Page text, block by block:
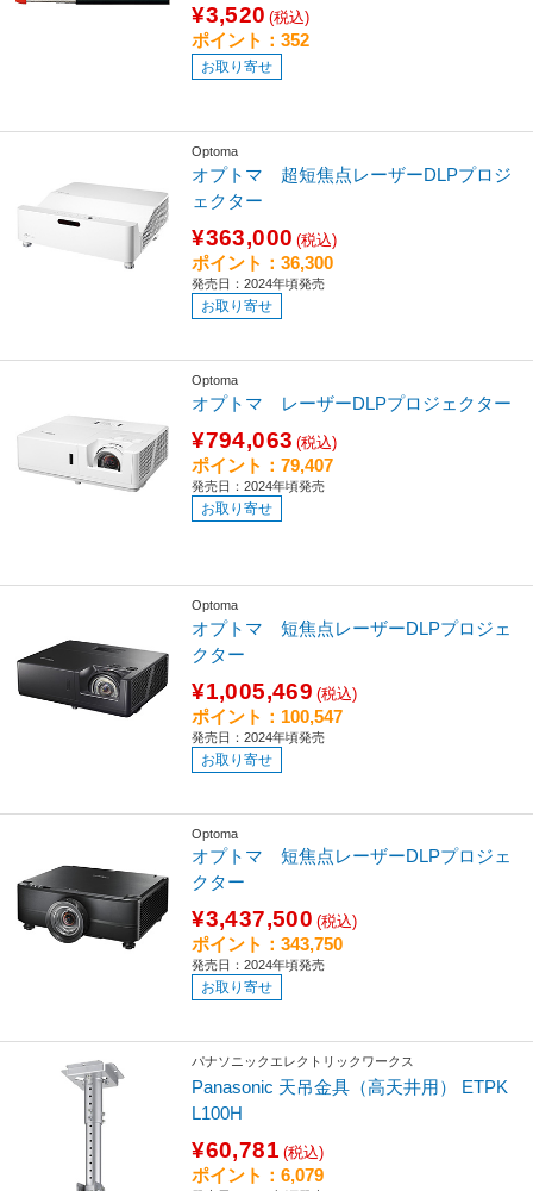
¥3,520 (税込)
ポイント：352
お取り寄せ
Optoma
オプトマ 超短焦点レーザーDLPプロジ
ェクター
¥363,000 (税込)
ポイント：36,300
発売日：2024年頃発売
お取り寄せ
Optoma
オプトマ レーザーDLPプロジェクター
¥794,063 (税込)
ポイント：79,407
発売日：2024年頃発売
お取り寄せ
Optoma
オプトマ 短焦点レーザーDLPプロジェ
クター
¥1,005,469 (税込)
ポイント：100,547
発売日：2024年頃発売
お取り寄せ
Optoma
オプトマ 短焦点レーザーDLPプロジェ
クター
¥3,437,500 (税込)
ポイント：343,750
発売日：2024年頃発売
お取り寄せ
パナソニックエレクトリックワークス
Panasonic 天吊金具（高天井用） ETPK
L100H
¥60,781 (税込)
ポイント：6,079